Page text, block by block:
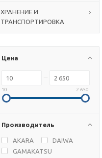
ХРАНЕНИЕ И
ТРАНСПОРТИРОВКА
Цена
10 2 650
Производитель
AKARA
DAIWA
GAMAKATSU